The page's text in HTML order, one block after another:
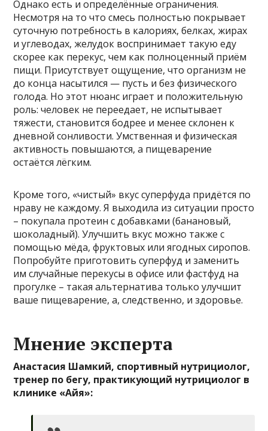
Однако есть и определённые ограничения.
Несмотря на то что смесь полностью покрывает
суточную потребность в калориях, белках, жирах
и углеводах, желудок воспринимает такую еду
скорее как перекус, чем как полноценный приём
пищи. Присутствует ощущение, что организм не
до конца насытился — пусть и без физического
голода. Но этот нюанс играет и положительную
роль: человек не переедает, не испытывает
тяжести, становится бодрее и менее склонен к
дневной сонливости. Умственная и физическая
активность повышаются, а пищеварение
остаётся лёгким.
Кроме того, «чистый» вкус суперфуда придётся по
нраву не каждому. Я выходила из ситуации просто
– покупала протеин с добавками (банановый,
шоколадный). Улучшить вкус можно также с
помощью мёда, фруктовых или ягодных сиропов.
Попробуйте приготовить суперфуд и заменить
им случайные перекусы в офисе или фастфуд на
прогулке – такая альтернатива только улучшит
ваше пищеварение, а, следственно, и здоровье.
Мнение эксперта
Анастасия Шамкий, спортивный нутрициолог,
тренер по бегу, практикующий нутрициолог в
клинике «Айя»: